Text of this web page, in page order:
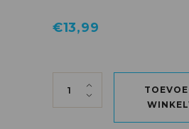
€13,99
DARK MARK SWEET